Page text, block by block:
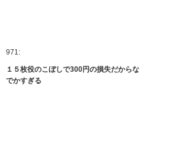
971:
１５枚役のこぼしで300円の損失だからな
でかすぎる